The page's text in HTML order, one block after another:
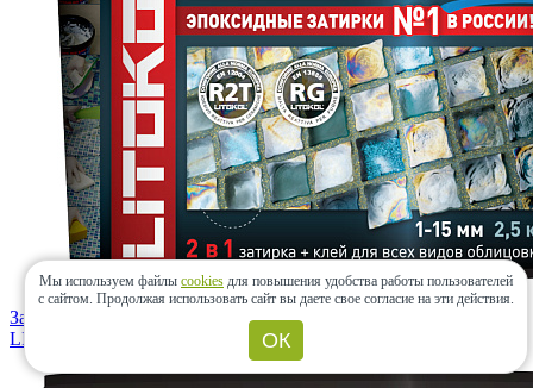
Затирка STARLIKE EVO S.115 Grigio Seta 2,5кг
LITOKOL
Мы используем файлы cookies для повышения удобства работы пользователей
с сайтом. Продолжая использовать сайт вы даете свое согласие на эти действия.
ОК